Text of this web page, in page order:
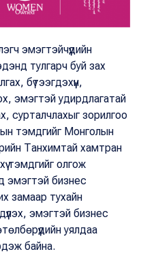
эмэгтэйчүүдийн
тулгарч буй зах
бүтээгдэхүүн,
эмэгтэй удирдлагатай
сурталчлахыг зорилгоо
тэмдгийг Монголын
Танхимтай хамтран
тэмдгийг олгож
эмэгтэй бизнес
замаар тухайн
эмэгтэй бизнес
уялдаа
байна.